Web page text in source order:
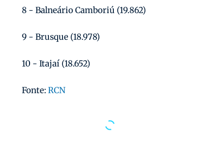
8 - Balneário Camboriú (19.862)
9 - Brusque (18.978)
10 - Itajaí (18.652)
Fonte:RCN